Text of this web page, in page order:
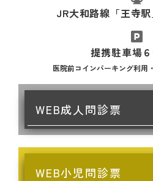
JR大和路線「王寺駅
提携駐車場
医院前コインパーキング利用
WEB成人問診票
WEB小児問診票